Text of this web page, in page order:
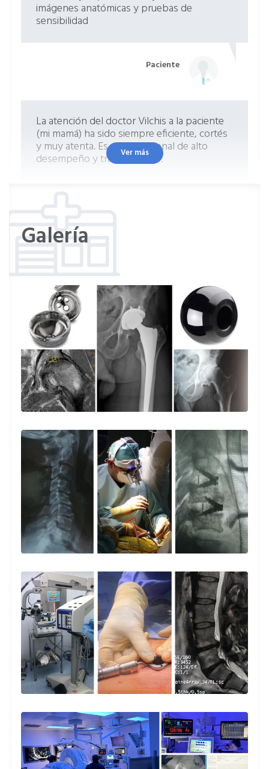
imágenes anatómicas y pruebas de
sensibilidad
Paciente
La atención del doctor Vilchis a la paciente
(mi mamá) ha sido siempre eficiente, cortés
y muy atenta. Es un profesional de alto
desempeño y trato humano.
Mi opinión es buena me revisó el doctor y
de acuerdo con el resultado me recetó
El dr. te explica municiosamente el
padecimiento, una calidad y trato excelente.
Paciente
El Dr. Vilchis es un profesional que aborda
con un discurso sencillo los problemas que
determinan el caso por el cual uno lo ha
buscado. Logró que comprendiera, luego
de escucharme con toda atención, la no
gravedad de mi afección articular, indicando
de una gran persona y un médico muy
consciente, de larga experiencia.
Paciente
Exelente explicación del problema que trae
mi mamá
Paciente
Ver más
Galería